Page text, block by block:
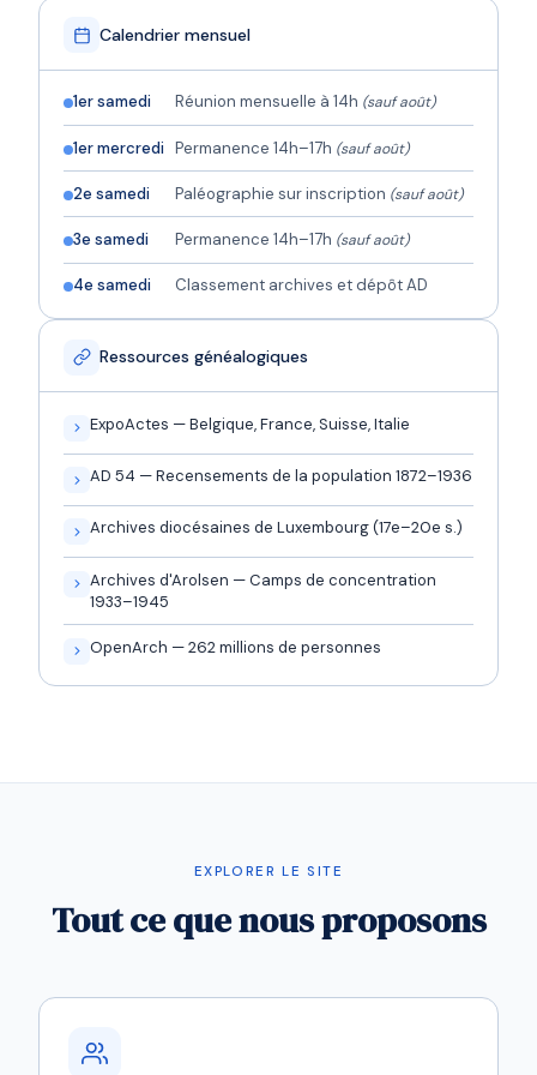
Calendrier mensuel
1er samedi Réunion mensuelle à 14h (sauf août)
1er mercredi Permanence 14h–17h (sauf août)
2e samedi Paléographie sur inscription (sauf août)
3e samedi Permanence 14h–17h (sauf août)
4e samedi Classement archives et dépôt AD
Ressources généalogiques
ExpoActes — Belgique, France, Suisse, Italie
AD 54 — Recensements de la population 1872–1936
Archives diocésaines de Luxembourg (17e–20e s.)
Archives d'Arolsen — Camps de concentration
1933–1945
OpenArch — 262 millions de personnes
EXPLORER LE SITE
Tout ce que nous proposons